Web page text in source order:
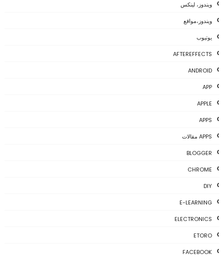
ويندوز، لينكس
ويندوز،مواقع
يوتيوب
AFTEREFFECTS
ANDROID
APP
APPLE
APPS
APPS مقالات
BLOGGER
CHROME
DIY
E-LEARNING
ELECTRONICS
ETORO
FACEBOOK